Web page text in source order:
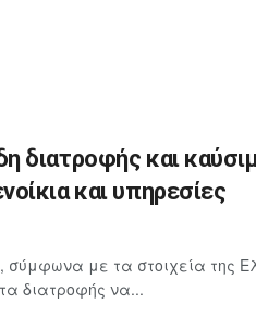
διατροφής και
και υπηρεσίες
σύμφωνα με τα στοιχεία της
διατροφής να...